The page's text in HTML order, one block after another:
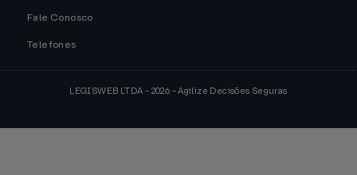
Fale Conosco
Telefones
LEGISWEB LTDA - 2026 - Agilize Decisões Seguras